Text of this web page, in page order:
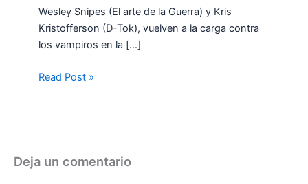
Wesley Snipes (El arte de la Guerra) y Kris
Kristofferson (D-Tok), vuelven a la carga contra
los vampiros en la […]
Read Post »
Deja un comentario